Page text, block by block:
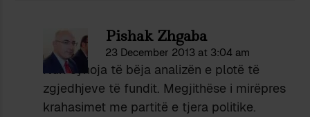
Pishak Zhgaba
23 December 2013 at 3:04 am
Nuk synoja të bëja analizën e plotë të
zgjedhjeve të fundit. Megjithëse i mirëpres
krahasimet me partitë e tjera politike.